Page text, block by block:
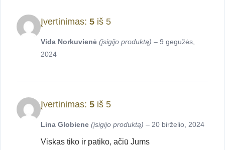
Įvertinimas: 5 iš 5
Vida Norkuvienė (įsigijo produktą) – 9 gegužės,
2024
Įvertinimas: 5 iš 5
Lina Globiene (įsigijo produktą) – 20 birželio, 2024
Viskas tiko ir patiko, ačiū Jums